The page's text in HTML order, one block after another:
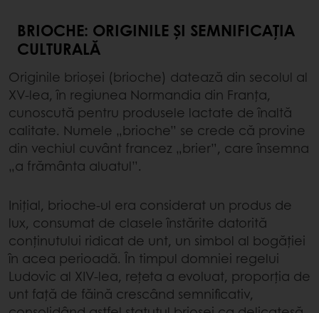
BRIOCHE: ORIGINILE ȘI SEMNIFICAȚIA
CULTURALĂ
Originile brioșei (brioche) datează din secolul al
XV-lea, în regiunea Normandia din Franța,
cunoscută pentru produsele lactate de înaltă
calitate. Numele „brioche” se crede că provine
din vechiul cuvânt francez „brier”, care însemna
„a frământa aluatul”.
Inițial, brioche-ul era considerat un produs de
lux, consumat de clasele înstărite datorită
conținutului ridicat de unt, un simbol al bogăției
în acea perioadă. În timpul domniei regelui
Ludovic al XIV-lea, rețeta a evoluat, proporția de
unt față de făină crescând semnificativ,